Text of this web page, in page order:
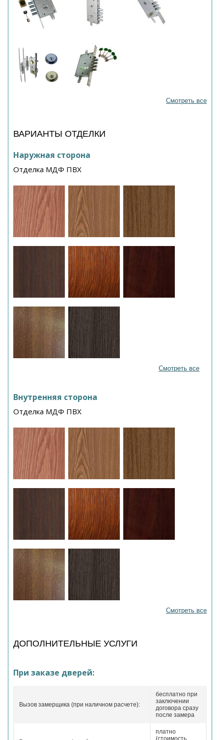
Смотреть все
ВАРИАНТЫ ОТДЕЛКИ
Наружная сторона
Отделка МДФ ПВХ
Смотреть все
Внутренняя сторона
Отделка МДФ ПВХ
Смотреть все
ДОПОЛНИТЕЛЬНЫЕ УСЛУГИ
При заказе дверей:
Вызов замерщика (при наличном расчете):
бесплатно при
заключении
договора сразу
после замера
платно
(стоимость